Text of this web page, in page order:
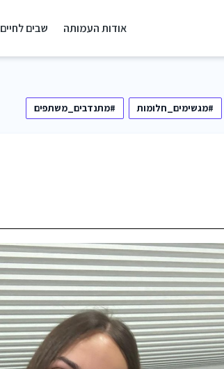
אודות העמותה שבים לחיים
#מגשימים_חלומות #מתנדבים_משתפים